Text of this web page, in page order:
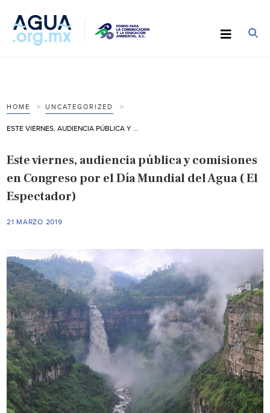
HOME UNCATEGORIZED
Este viernes, audiencia pública y comisiones
en Congreso por el Día Mundial del Agua ( El
Espectador)
21 MARZO 2019